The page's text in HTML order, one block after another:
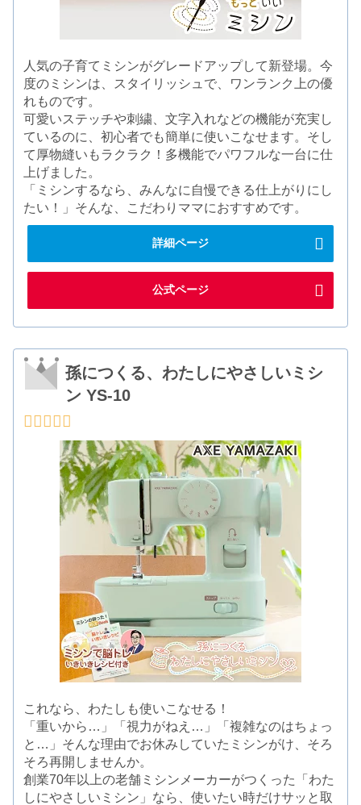
人気の子育てミシンがグレードアップして新登場。今
度のミシンは、スタイリッシュで、ワンランク上の優
れものです。
可愛いステッチや刺繍、文字入れなどの機能が充実し
ているのに、初心者でも簡単に使いこなせます。そし
て厚物縫いもラクラク！多機能でパワフルな一台に仕
上げました。
「ミシンするなら、みんなに自慢できる仕上がりにし
たい！」そんな、こだわりママにおすすめです。
詳細ページ
公式ページ
孫につくる、わたしにやさしいミシ
ン YS-10
これなら、わたしも使いこなせる！
「重いから…」「視力がねえ…」「複雑なのはちょっ
と…」そんな理由でお休みしていたミシンがけ、そろ
そろ再開しませんか。
創業70年以上の老舗ミシンメーカーがつくった「わた
しにやさしいミシン」なら、使いたい時だけサッと取